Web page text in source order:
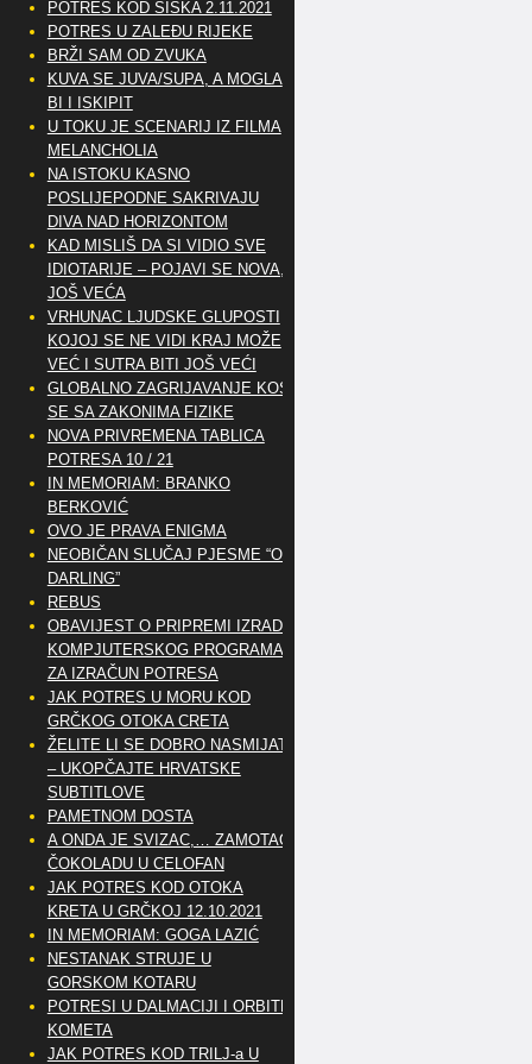
POTRES KOD SISKA 2.11.2021
POTRES U ZALEĐU RIJEKE
BRŽI SAM OD ZVUKA
KUVA SE JUVA/SUPA, A MOGLA
BI I ISKIPIT
U TOKU JE SCENARIJ IZ FILMA
MELANCHOLIA
NA ISTOKU KASNO
POSLIJEPODNE SAKRIVAJU
DIVA NAD HORIZONTOM
KAD MISLIŠ DA SI VIDIO SVE
IDIOTARIJE – POJAVI SE NOVA,..
JOŠ VEĆA
VRHUNAC LJUDSKE GLUPOSTI
KOJOJ SE NE VIDI KRAJ MOŽE
VEĆ I SUTRA BITI JOŠ VEĆI
GLOBALNO ZAGRIJAVANJE KOSI
SE SA ZAKONIMA FIZIKE
NOVA PRIVREMENA TABLICA
POTRESA 10 / 21
IN MEMORIAM: BRANKO
BERKOVIĆ
OVO JE PRAVA ENIGMA
NEOBIČAN SLUČAJ PJESME “OH
DARLING”
REBUS
OBAVIJEST O PRIPREMI IZRADE
KOMPJUTERSKOG PROGRAMA
ZA IZRAČUN POTRESA
JAK POTRES U MORU KOD
GRČKOG OTOKA CRETA
ŽELITE LI SE DOBRO NASMIJATI
– UKOPČAJTE HRVATSKE
SUBTITLOVE
PAMETNOM DOSTA
A ONDA JE SVIZAC,… ZAMOTAO
ČOKOLADU U CELOFAN
JAK POTRES KOD OTOKA
KRETA U GRČKOJ 12.10.2021
IN MEMORIAM: GOGA LAZIĆ
NESTANAK STRUJE U
GORSKOM KOTARU
POTRESI U DALMACIJI I ORBITE
KOMETA
JAK POTRES KOD TRILJ-a U